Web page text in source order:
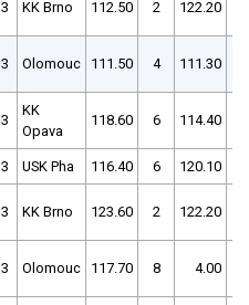
3 KK Brno 112.50 2 122.20
3 Olomouc 111.50 4 111.30
3
KK
Opava
118.60 6 114.40
3 USK Pha 116.40 6 120.10
3 KK Brno 123.60 2 122.20
3 Olomouc 117.70 8 4.00